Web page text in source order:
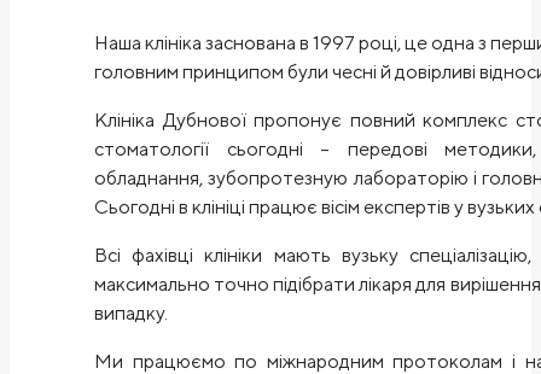
Наша клініка заснована в 1997 році, це одна з
головним принципом були чесні й довірливі
Клініка Дубнової пропонує повний комплекс
стоматології сьогодні – передові
обладнання, зубопротезную лабораторію і
Сьогодні в клініці працює вісім експертів у
Всі фахівці клініки мають вузьку
максимально точно підібрати лікаря для
випадку.
Ми працюємо по міжнародним протоколам і на